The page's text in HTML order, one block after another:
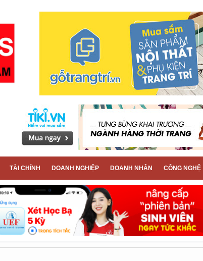
TÀI CHÍNH DOANH NGHIỆP DOANH NHÂN CÔNG NGHỆ